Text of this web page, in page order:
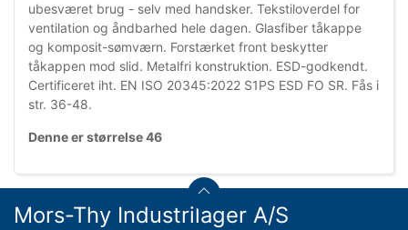
ubesværet brug - selv med handsker. Tekstiloverdel for
ventilation og åndbarhed hele dagen. Glasfiber tåkappe
og komposit-sømværn. Forstærket front beskytter
tåkappen mod slid. Metalfri konstruktion. ESD-godkendt.
Certificeret iht. EN ISO 20345:2022 S1PS ESD FO SR. Fås i
str. 36-48.
Denne er størrelse 46
Mors-Thy Industrilager A/S